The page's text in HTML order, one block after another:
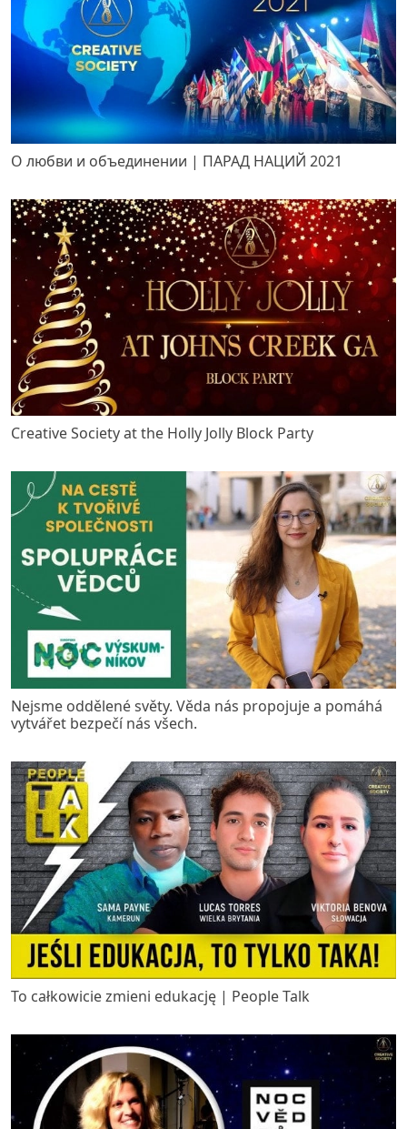
О любви и объединении | ПАРАД НАЦИЙ 2021
Creative Society at the Holly Jolly Block Party
Nejsme oddělené světy. Věda nás propojuje a pomáhá
vytvářet bezpečí nás všech.
To całkowicie zmieni edukację | People Talk